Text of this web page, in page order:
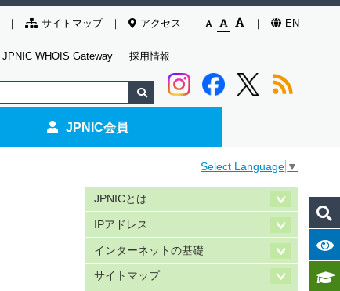
サイトマップ アクセス EN
JPNIC WHOIS Gateway ｜ 採用情報
JPNIC会員
Select Language ▼
JPNICとは
IPアドレス
インターネットの基礎
サイトマップ